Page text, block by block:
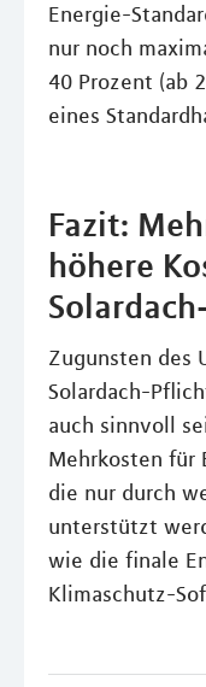
Energie-
nur noch
40 Prozent (ab
eines
Fazit:
höhere
Zugunsten des
Solardach-
auch sinnvoll
Mehrkosten für
die nur durch
unterstützt
wie die finale
Klimaschutz-